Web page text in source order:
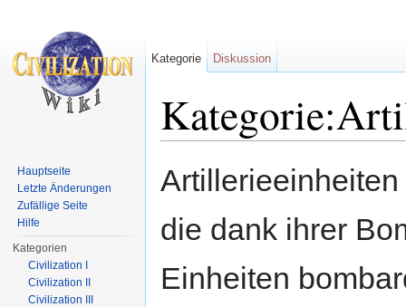
die dank ihrer
Einheiten
Kategorie Diskussion
Hauptseite
Letzte Änderungen
Zufällige Seite
Hilfe
Kategorien
Civilization I
Civilization II
Civilization III